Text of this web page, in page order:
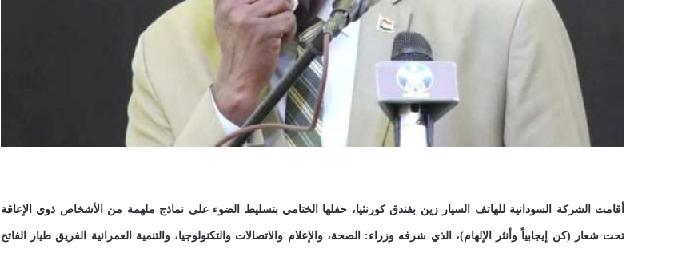
أقامت الشركة السودانية للهاتف السيار زين بفندق كورنثيا، حفلها الختامي بتسليط الضوء على نماذج ملهمة من الأشخاص ذوي الإعاقة
تحت شعار (كن إيجابياً وأنثر الإلهام)، الذي شرفه وزراء: الصحة، والإعلام والاتصالات والتكنولوجيا، والتنمية العمرانية الفريق طيار الفاتح